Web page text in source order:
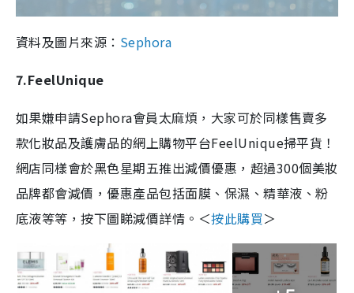
資料及圖片來源： Sephora
7.FeelUnique
如果嫌申請Sephora會員太麻煩，大家可於同樣售賣多
款化妝品及護膚品的網上購物平台FeelUnique掃平貨！
網店同樣會於黑色星期五推出減價優惠，超過300個美妝
品牌都會減價，優惠產品包括面膜、保濕、精華液、粉
底液等等，按下圖睇減價詳情。＜按此購買＞